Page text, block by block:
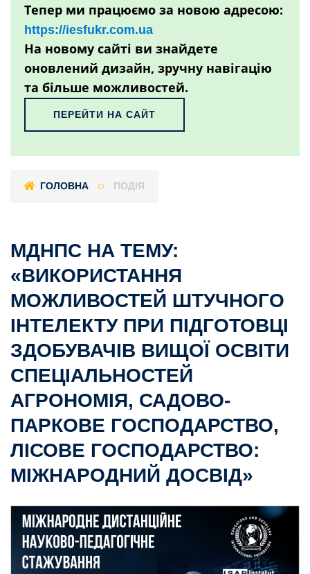
Тепер ми працюємо за новою адресою:
https://iesfukr.com.ua
На новому сайті ви знайдете
оновлений дизайн, зручну навігацію
та більше можливостей.
ПЕРЕЙТИ НА САЙТ
ГОЛОВНА ПОДІЯ
МДНПС НА ТЕМУ:
«ВИКОРИСТАННЯ
МОЖЛИВОСТЕЙ ШТУЧНОГО
ІНТЕЛЕКТУ ПРИ ПІДГОТОВЦІ
ЗДОБУВАЧІВ ВИЩОЇ ОСВІТИ
СПЕЦІАЛЬНОСТЕЙ
АГРОНОМІЯ, САДОВО-
ПАРКОВЕ ГОСПОДАРСТВО,
ЛІСОВЕ ГОСПОДАРСТВО:
МІЖНАРОДНИЙ ДОСВІД»